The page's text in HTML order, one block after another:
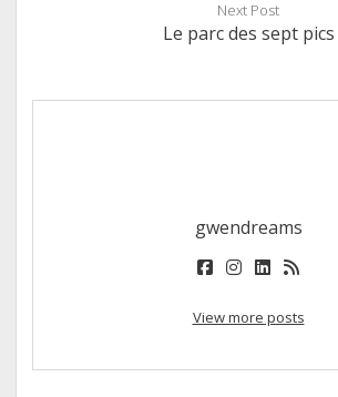
Next Post
Le parc des sept pics
gwendreams
facebook
instagram
linkedin
rss
View more posts